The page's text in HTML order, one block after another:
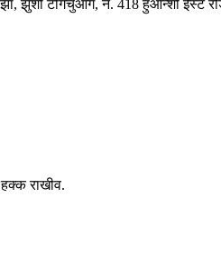
झुशी टोंगचुआंग, नं. 418 हुआन्शी ईस्ट
राखीव.